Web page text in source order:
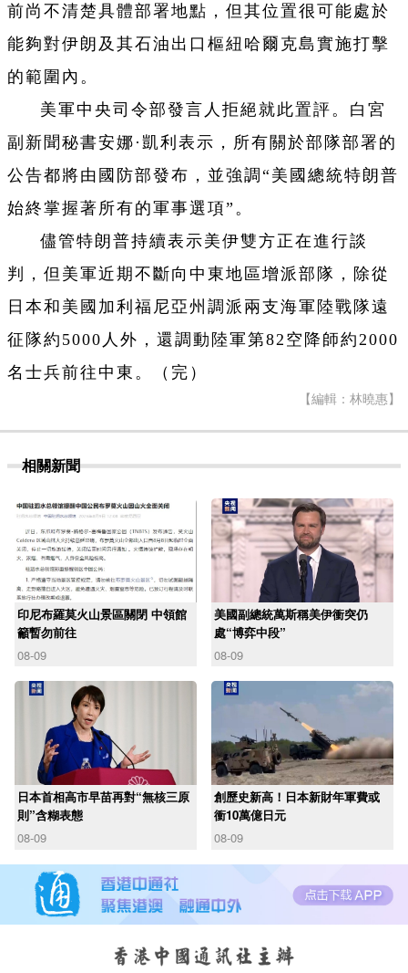
前尚不清楚具體部署地點，但其位置很可能處於
能夠對伊朗及其石油出口樞紐哈爾克島實施打擊
的範圍內。
美軍中央司令部發言人拒絕就此置評。白宮
副新聞秘書安娜·凱利表示，所有關於部隊部署的
公告都將由國防部發布，並強調“美國總統特朗普
始終掌握著所有的軍事選項”。
儘管特朗普持續表示美伊雙方正在進行談
判，但美軍近期不斷向中東地區增派部隊，除從
日本和美國加利福尼亞州調派兩支海軍陸戰隊遠
征隊約5000人外，還調動陸軍第82空降師約2000
名士兵前往中東。（完）
【編輯：林曉惠】
相關新聞
印尼布羅莫火山景區關閉 中領館
籲暫勿前往
08-09
美國副總統萬斯稱美伊衝突仍
處“博弈中段”
08-09
日本首相高市早苗再對“無核三原
則”含糊表態
08-09
創歷史新高！日本新財年軍費或
衝10萬億日元
08-09